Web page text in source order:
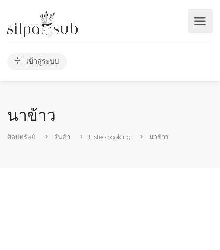
เข้าสู่ระบบ
นาข้าว
ศิลปทรัพย์ สินค้า Listeo booking นาข้าว